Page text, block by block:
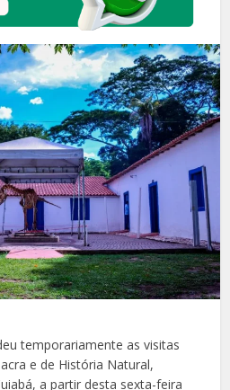
temporariamente as visitas
e de História Natural,
a partir desta sexta-feira